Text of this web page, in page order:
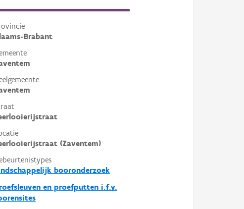
Brabant
(Zaventem)
booronderzoek
en proefputten i.f.v.